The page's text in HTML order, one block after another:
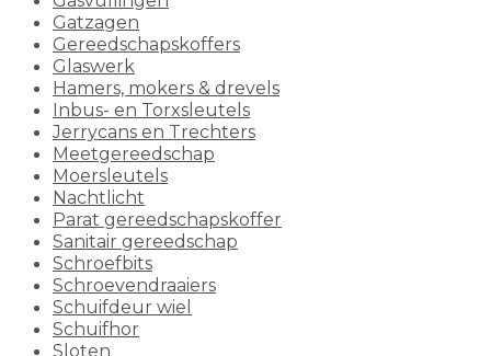
Gatzagen
Gereedschapskoffers
Glaswerk
Hamers, mokers & drevels
Inbus- en Torxsleutels
Jerrycans en Trechters
Meetgereedschap
Moersleutels
Nachtlicht
Parat gereedschapskoffer
Sanitair gereedschap
Schroefbits
Schroevendraaiers
Schuifdeur wiel
Schuifhor
Sloten